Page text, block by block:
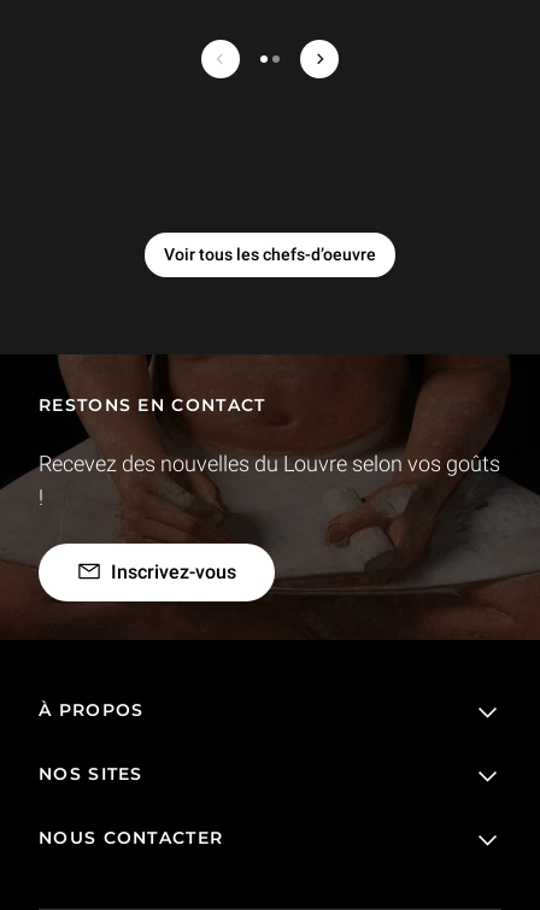
prev next
Voir tous les chefs-d’oeuvre
RESTONS EN CONTACT
Recevez des nouvelles du Louvre selon vos goûts
!
Inscrivez-vous
À PROPOS
L'établissement public
NOS SITES
Billetterie
NOUS CONTACTER